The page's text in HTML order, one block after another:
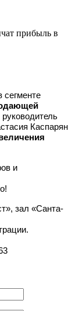
прибыль в
сегменте
руководитель
Каспарян
и
зал «Санта-